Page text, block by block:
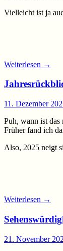
Vielleicht ist ja
Weiterlesen →
11. Dezember
Puh, wann ist das
Früher fand ich
Also, 2025 neigt
Weiterlesen →
21. November